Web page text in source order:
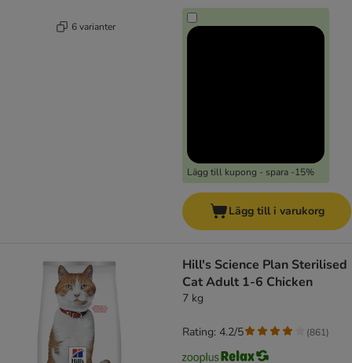
6 varianter
Lägg till kupong - spara -15%
Lägg till i varukorg
Hill's Science Plan Sterilised
Cat Adult 1-6 Chicken
7 kg
Rating: 4.2/5 (861)